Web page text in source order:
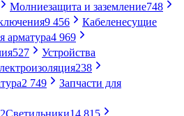
Молниезащита и заземление748
9 456
Кабеленесущие
арматура4 969
527
Устройства
238
2 749
Запчасти для
Светильники14 815